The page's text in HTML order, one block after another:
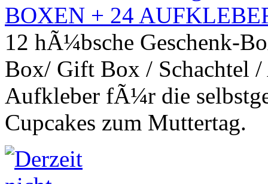
12 hÃ¼bsche Geschenk-
Box/ Gift Box / Schachtel
Aufkleber fÃ¼r die
Cupcakes zum Muttertag.